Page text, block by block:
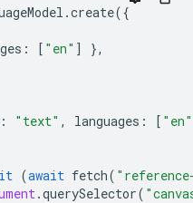
.create({
: [ "en" ]
},
: "text" , languages : [ "en"
(await fetch(
.querySelector(